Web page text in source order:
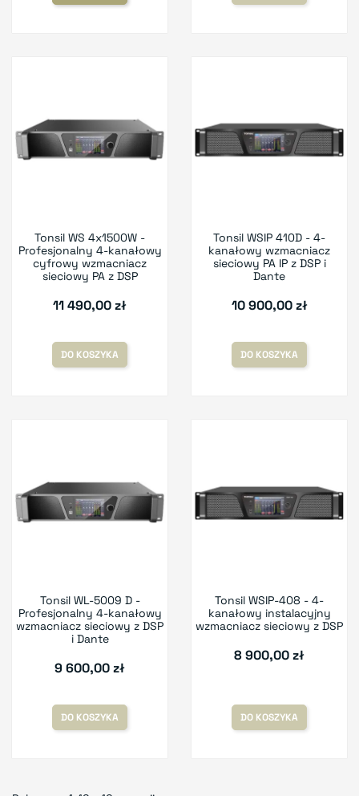
Tonsil WS 4x1500W -
Profesjonalny 4-kanałowy
cyfrowy wzmacniacz
sieciowy PA z DSP
11 490,00 zł
DO KOSZYKA
Tonsil WSIP 410D - 4-
kanałowy wzmacniacz
sieciowy PA IP z DSP i
Dante
10 900,00 zł
DO KOSZYKA
Tonsil WL-5009 D -
Profesjonalny 4-kanałowy
wzmacniacz sieciowy z DSP
i Dante
9 600,00 zł
DO KOSZYKA
Tonsil WSIP-408 - 4-
kanałowy instalacyjny
wzmacniacz sieciowy z DSP
8 900,00 zł
DO KOSZYKA